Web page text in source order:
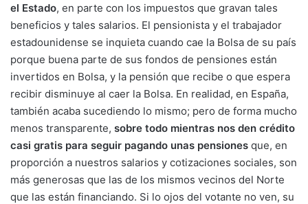
el Estado, en parte con los impuestos que gravan tales
beneficios y tales salarios. El pensionista y el trabajador
estadounidense se inquieta cuando cae la Bolsa de su país
porque buena parte de sus fondos de pensiones están
invertidos en Bolsa, y la pensión que recibe o que espera
recibir disminuye al caer la Bolsa. En realidad, en España,
también acaba sucediendo lo mismo; pero de forma mucho
menos transparente, sobre todo mientras nos den crédito
casi gratis para seguir pagando unas pensiones que, en
proporción a nuestros salarios y cotizaciones sociales, son
más generosas que las de los mismos vecinos del Norte
que las están financiando. Si lo ojos del votante no ven, su